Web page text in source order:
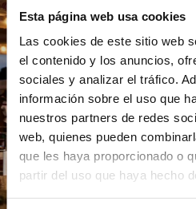
Esta página web usa cookies
Las cookies de este sitio web
el contenido y los anuncios,
sociales y analizar el tráfico.
información sobre el uso que
nuestros partners de redes
web, quienes pueden
que les haya proporcionado o
partir del uso que haya hecho